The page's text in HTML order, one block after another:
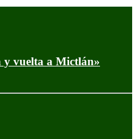
y vuelta a Mictlán»